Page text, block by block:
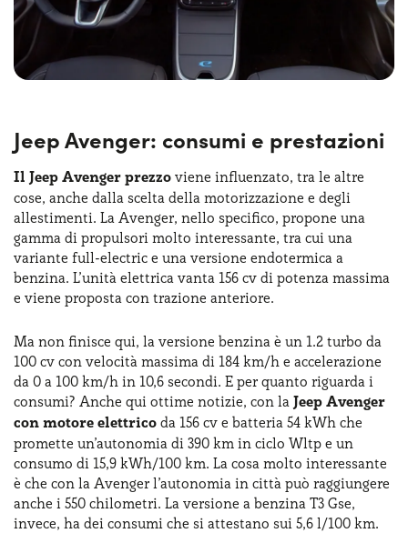
climatizzatore automatico, il sistema di ricarica wireless
per smartphone, sedili anteriori riscaldabili e un
sofisticato sistema di assistenza alla guida con Adaptive
Cruise Control e frenata automatica d’emergenza.
Jeep Avenger: consumi e prestazioni
Il Jeep Avenger prezzo viene influenzato, tra le altre
cose, anche dalla scelta della motorizzazione e degli
allestimenti. La Avenger, nello specifico, propone una
gamma di propulsori molto interessante, tra cui una
variante full-electric e una versione endotermica a
benzina. L’unità elettrica vanta 156 cv di potenza massima
e viene proposta con trazione anteriore.
Ma non finisce qui, la versione benzina è un 1.2 turbo da
100 cv con velocità massima di 184 km/h e accelerazione
da 0 a 100 km/h in 10,6 secondi. E per quanto riguarda i
consumi? Anche qui ottime notizie, con la Jeep Avenger
con motore elettrico da 156 cv e batteria 54 kWh che
promette un’autonomia di 390 km in ciclo Wltp e un
consumo di 15,9 kWh/100 km. La cosa molto interessante
è che con la Avenger l’autonomia in città può raggiungere
anche i 550 chilometri. La versione a benzina T3 Gse,
invece, ha dei consumi che si attestano sui 5,6 l/100 km.